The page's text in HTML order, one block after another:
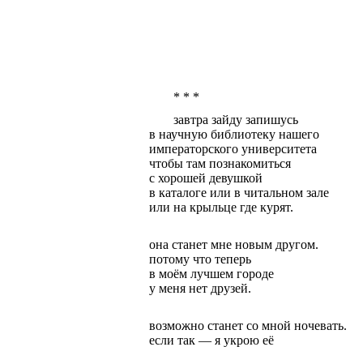
* * *
завтразайду запишусь
в научную библиотеку нашего
императорского университета
чтобы там познакомиться
с хорошей девушкой
в каталоге или в читальном зале
или на крыльце где курят.
она станет мне новым другом.
потому что теперь
в моём лучшем городе
у меня нет друзей.
возможно станет со мной ночевать.
если так — я укрою её